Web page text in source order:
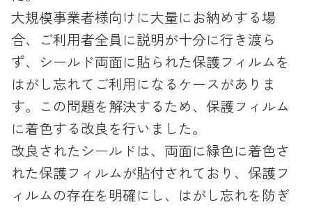
大規模事業者様向けに大量にお納めする場
合、ご利用者全員に説明が十分に行き渡ら
ず、シールド両面に貼られた保護フィルムを
はがし忘れてご利用になるケースがありま
す。この問題を解決するため、保護フィルム
に着色する改良を行いました。
改良されたシールドは、両面に緑色に着色さ
れた保護フィルムが貼付されており、保護フ
ィルムの存在を明確にし、はがし忘れを防ぎ